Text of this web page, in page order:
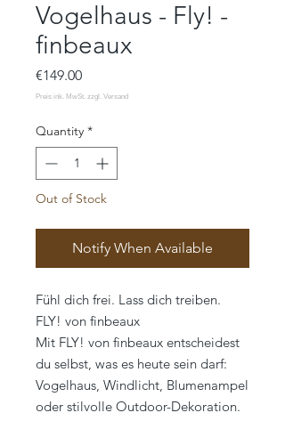
Vogelhaus - Fly! -
finbeaux
€149.00Price
Quantity *
Out of Stock
Notify When Available
Fühl dich frei. Lass dich treiben.
FLY! von finbeaux
Mit FLY! von finbeaux entscheidest
du selbst, was es heute sein darf:
Vogelhaus, Windlicht, Blumenampel
oder stilvolle Outdoor-Dekoration.